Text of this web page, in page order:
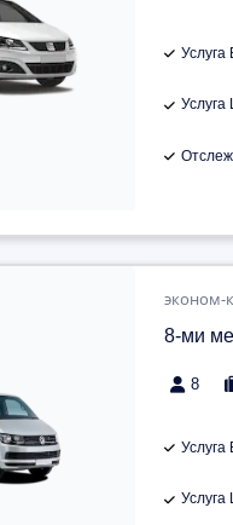
Услуга
эконом-
8-ми
8
Услуга